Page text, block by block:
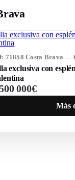
71858 Costa Brava —
exclusiva con
000€
Más